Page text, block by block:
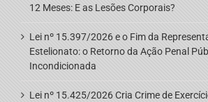
12 Meses: E as Lesões Corporais?
Lei nº 15.397/2026 e o Fim da
Estelionato: o Retorno da Ação Penal
Incondicionada
Lei nº 15.425/2026 Cria Crime de